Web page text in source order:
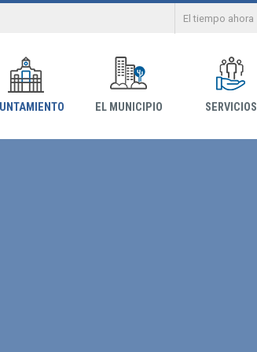
El tiempo ahora
EL MUNICIPIO SERVICIOS